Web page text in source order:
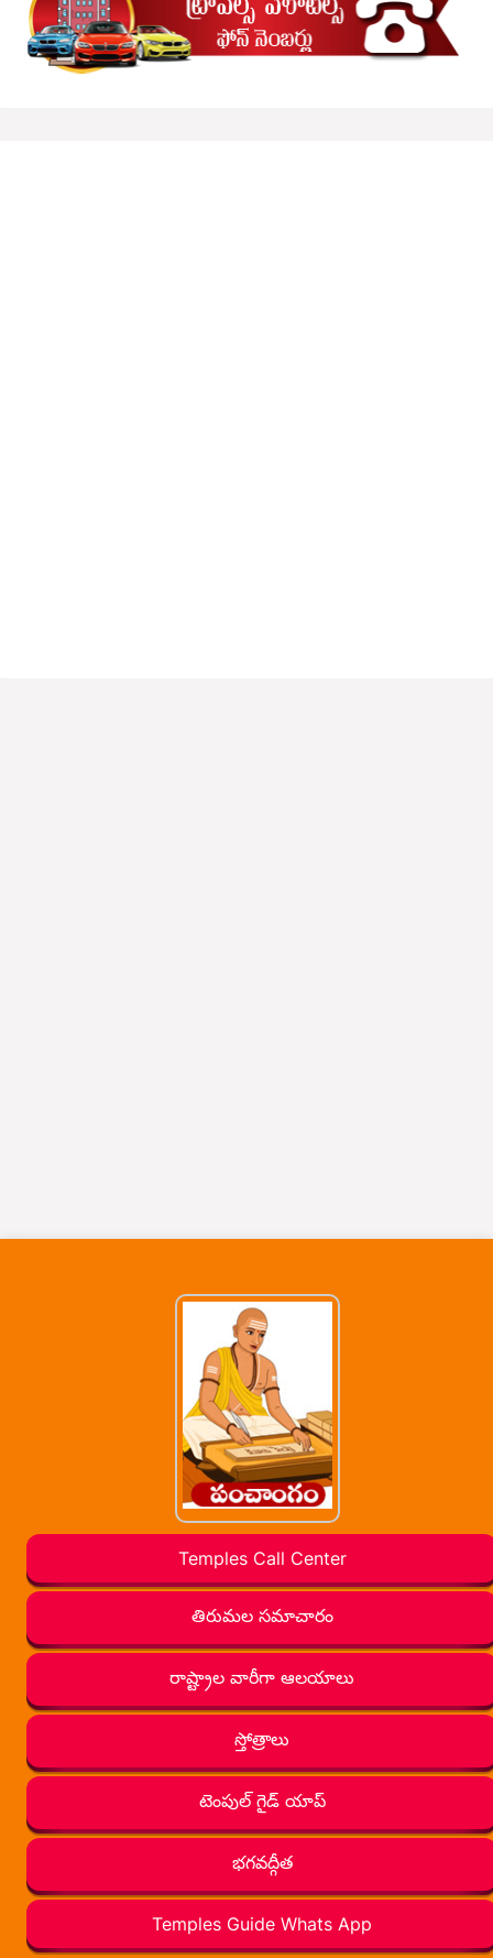
Temples Call Center
తిరుమల సమాచారం
రాష్ట్రాల వారీగా ఆలయాలు
స్తోత్రాలు
టెంపుల్ గైడ్ యాప్
భగవద్గీత
Temples Guide Whats App